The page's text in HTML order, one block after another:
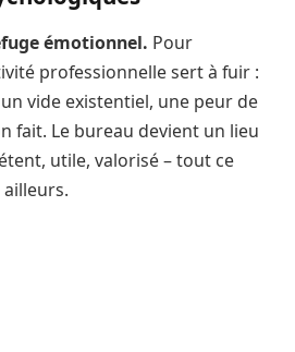
émotionnel. Pour
professionnelle sert à fuir :
vide existentiel, une peur de
fait. Le bureau devient un lieu
utile, valorisé – tout ce
ailleurs.